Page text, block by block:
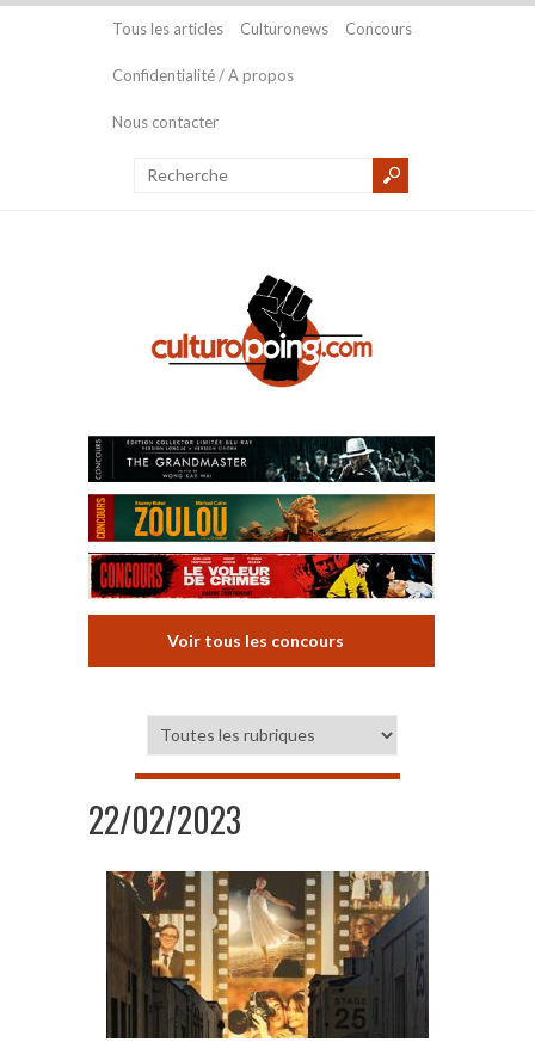
Tous les articles Culturonews Concours
Confidentialité / A propos
Nous contacter
Voir tous les concours
22/02/2023